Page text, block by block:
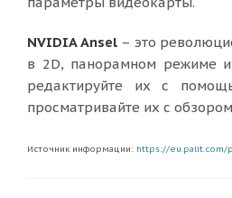
NVIDIA Ansel– это
в 2D, панорамном режиме
редактируйте их с
просматривайте их с
Источник информации: https://eu.palit.com/